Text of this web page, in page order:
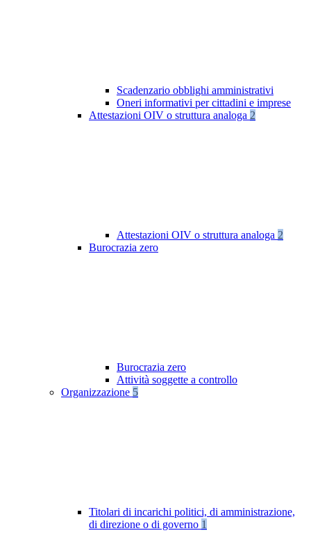
Scadenzario obblighi amministrativi
Oneri informativi per cittadini e imprese
Attestazioni OIV o struttura analoga 2
Attestazioni OIV o struttura analoga 2
Burocrazia zero
Burocrazia zero
Attività soggette a controllo
Organizzazione 5
Titolari di incarichi politici, di amministrazione,
di direzione o di governo 1